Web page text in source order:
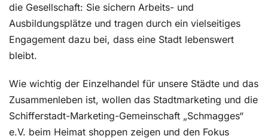
die Gesellschaft: Sie sichern Arbeits- und
Ausbildungsplätze und tragen durch ein vielseitiges
Engagement dazu bei, dass eine Stadt lebenswert
bleibt.
Wie wichtig der Einzelhandel für unsere Städte und das
Zusammenleben ist, wollen das Stadtmarketing und die
Schifferstadt-Marketing-Gemeinschaft „Schmagges“
e.V. beim Heimat shoppen zeigen und den Fokus